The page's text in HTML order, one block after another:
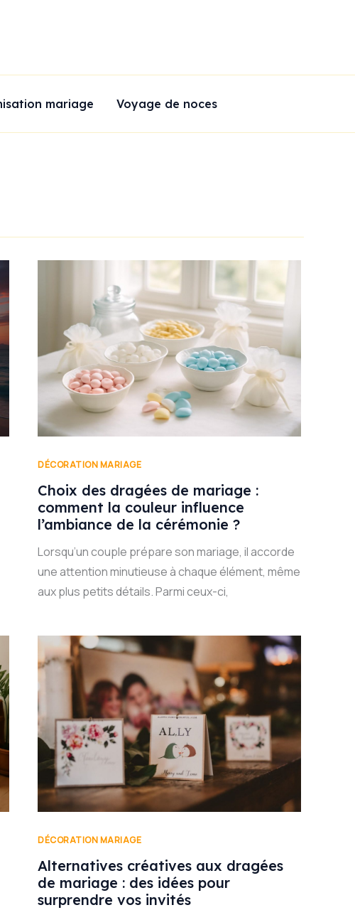
mariage Voyage de noces
DÉCORATION MARIAGE
Choix des dragées de mariage :
comment la couleur influence
l’ambiance de la cérémonie ?
Lorsqu’un couple prépare son mariage, il accorde
une attention minutieuse à chaque élément, même
aux plus petits détails. Parmi ceux-ci,
DÉCORATION MARIAGE
Alternatives créatives aux dragées
de mariage : des idées pour
surprendre vos invités